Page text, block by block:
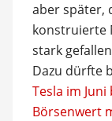
aber später,
konstruierte
stark
Dazu dürfte
Tesla im
Börsenwert